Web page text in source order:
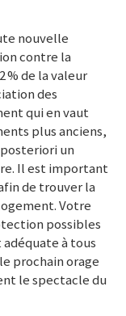
nouvelle
contre la
% de la valeur
des
qui en vaut
plus anciens,
un
Il est important
de trouver la
Votre
possibles
à tous
prochain orage
le spectacle du